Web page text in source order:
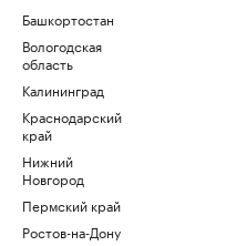
Башкортостан
Вологодская
область
Калининград
Краснодарский
край
Нижний
Новгород
Пермский край
Ростов-на-Дону